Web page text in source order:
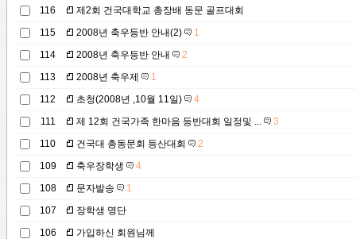
116
제2회 건국대학교 총장배 동문 골프대회
115
2008년 축우등반 안내(2)
1
114
2008년 축우등반 안내
2
113
2008년 축우제
1
112
초청(2008년 ,10월 11일)
4
111
제 12회 건국가족 한마음 등반대회 일정및 ...
3
110
건국대 총동문회 등산대회
2
109
축우장학생
4
108
문자발송
1
107
장학생 명단
106
가입하신 회원님께